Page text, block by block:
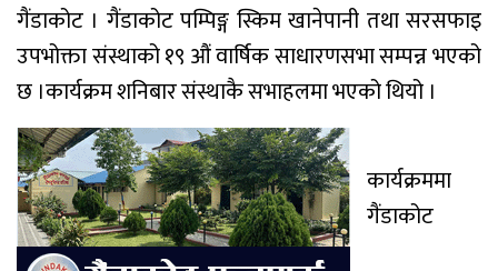
गैंडाकोट । गैंडाकोट पम्पिङ्ग स्किम खानेपानी तथा सरसफाइ
उपभोक्ता संस्थाको १९ औं वार्षिक साधारणसभा सम्पन्न भएको
छ ।कार्यक्रम शनिबार संस्थाकै सभाहलमा भएको थियो ।
कार्यक्रममा
गैंडाकोट